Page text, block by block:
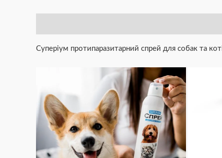
Суперіум протипаразитарний спрей для собак та